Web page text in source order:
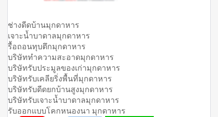
ช่างดีดบ้านมุกดาหาร
เจาะน้ำบาดาลมุกดาหาร
รื้อถอนทุบตึกมุกดาหาร
บริษัททำความสะอาดมุกดาหาร
บริษัทรับประมูลของเก่ามุกดาหาร
บริษัทรับเคลียริ่งพื้นที่มุกดาหาร
บริษัทรับดีดยกบ้านสูงมุกดาหาร
บริษัทรับเจาะน้ำบาดาลมุกดาหาร
รับออกแบบโคกหนองนา มุกดาหาร